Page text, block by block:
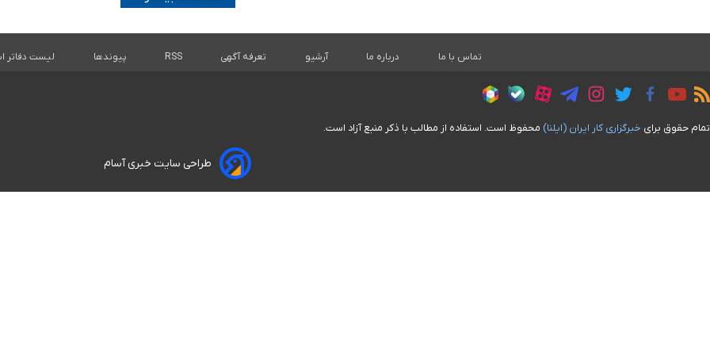
تماس با ما درباره ما آرشیو تعرفه آگهی RSS پیوندها لیست دفاتر
تمام حقوق برای خبرگزاری کار ايران (ايلنا) محفوظ است. استفاده از مطالب با ذکر منبع آزاد است.
طراحی سایت خبری آسام